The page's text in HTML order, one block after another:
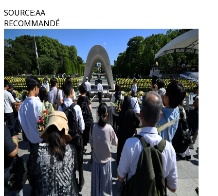
SOURCE:AA
RECOMMANDÉ